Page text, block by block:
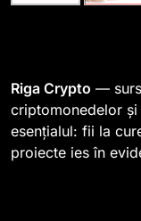
2
Riga Crypto —
criptomonedelor
esențialul: fii la
proiecte ies în